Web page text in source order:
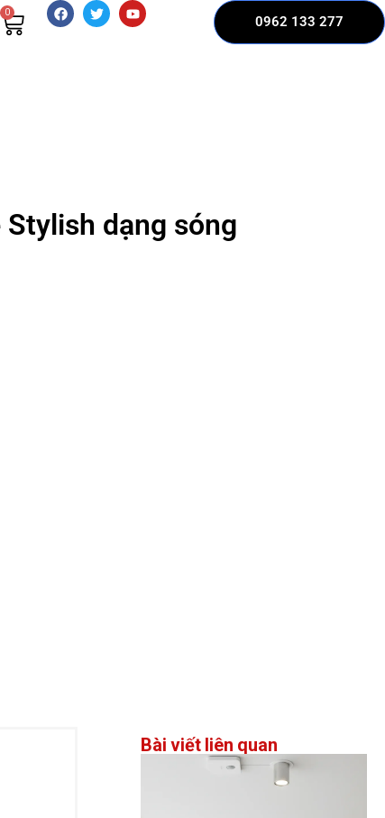
0
0962 133 277
dạng sóng
Bài viết liên quan